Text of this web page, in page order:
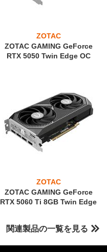
ZOTAC
ZOTAC GAMING GeForce
RTX 5050 Twin Edge OC
ZOTAC
ZOTAC GAMING GeForce
RTX 5060 Ti 8GB Twin Edge
関連製品の一覧を見る